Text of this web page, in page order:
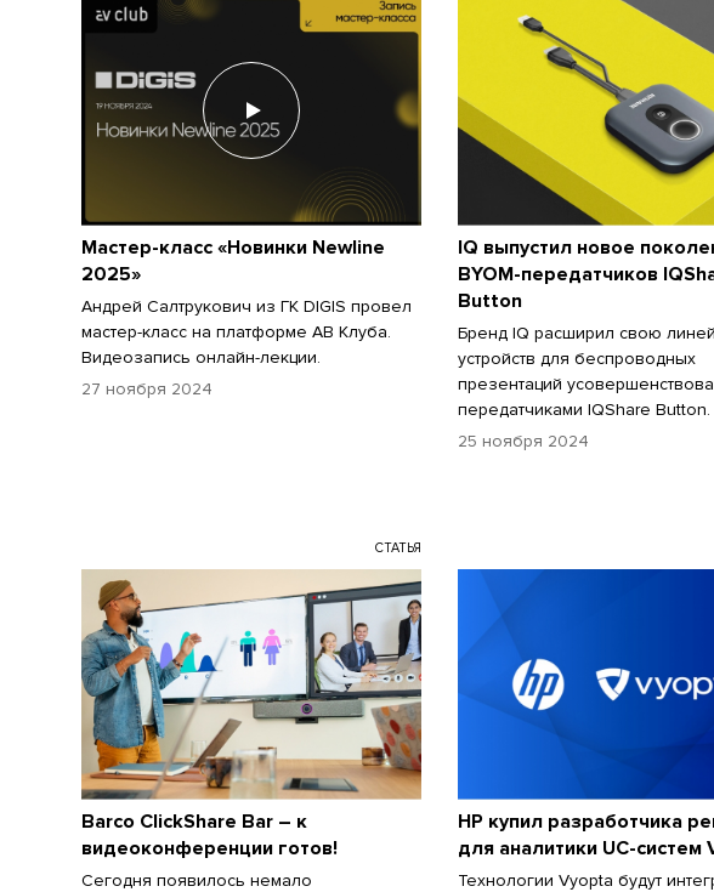
Мастер-класс «Новинки Newline
2025»
Андрей Салтрукович из ГК DIGIS провел
мастер-класс на платформе АВ Клуба.
Видеозапись онлайн-лекции.
27 ноября 2024
IQ выпустил новое
BYOM-передатчиков
Button
Бренд IQ расширил свою
устройств для беспроводных
презентаций
передатчиками IQShare Button.
25 ноября 2024
СТАТЬЯ
Barco ClickShare Bar – к
видеоконференции готов!
Сегодня появилось немало
HP купил разработчика
для аналитики UC-систем
Технологии Vyopta будут